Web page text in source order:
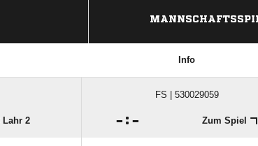
Info
FS | 530029059
Lahr 2  :  Zum Spiel